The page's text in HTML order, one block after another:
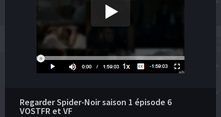
ads
Regarder Spider-Noir saison 1 épisode 6
VOSTFR et VF